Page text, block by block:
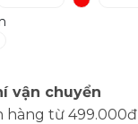
vận chuyển
hàng từ 499.000đ